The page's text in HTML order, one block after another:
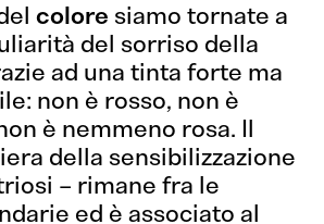
colore siamo tornate a
del sorriso della
ad una tinta forte ma
non è rosso, non è
è nemmeno rosa. Il
della sensibilizzazione
– rimane fra le
ed è associato al